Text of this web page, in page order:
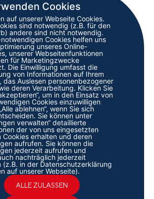
COMPETENCE CENTRE RAIL
17
Oberägeri
522 47 13
rail.com
Cookies
auf unserer Webseite Cookies.
sind notwendig (z.B. für den
andere sind nicht notwendig.
Cookies helfen uns
unseres Online-
unserer Webseitenfunktionen
für Marketingzwecke
Die Einwilligung umfasst die
von Informationen auf Ihrem
das Auslesen personenbezogener
deren Verarbeitung. Klicken Sie
um in den Einsatz von
Cookies einzuwilligen
ablehnen“, wenn Sie sich
Sie können unter
verwalten“ detaillierte
der von uns eingesetzten
Cookies erhalten und deren
aufrufen. Sie können die
jederzeit aufrufen und
nachträglich jederzeit
(z.B. in der Datenschutzerklärung
auf unserer Webseite).
ALLE ZULASSEN